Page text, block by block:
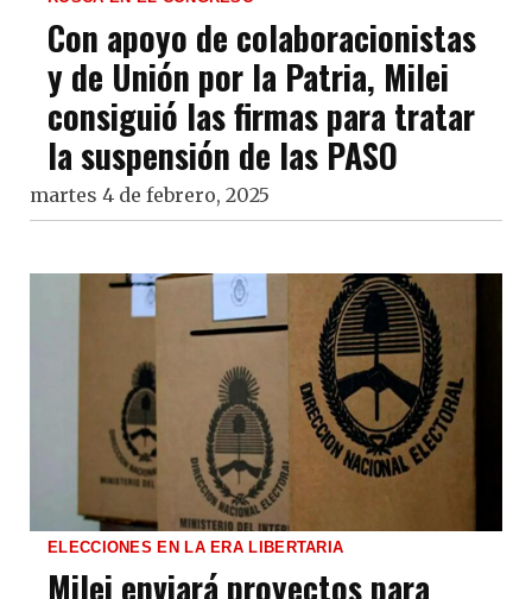
Con apoyo de colaboracionistas
y de Unión por la Patria, Milei
consiguió las firmas para tratar
la suspensión de las PASO
martes 4 de febrero, 2025
ELECCIONES EN LA ERA LIBERTARIA
Milei enviará proyectos para